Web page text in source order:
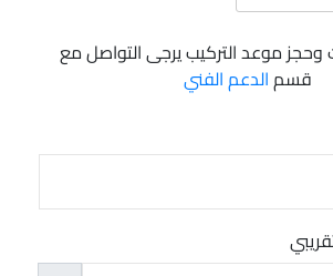
وحجز موعد التركيب يرجى التواصل مع
قسمالدعم الفني